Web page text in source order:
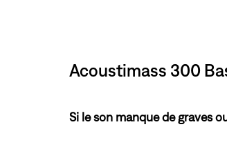
Acoustimass 300
Si le son manque de graves